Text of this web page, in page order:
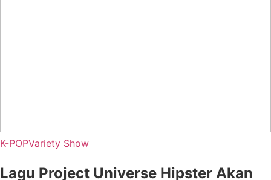
K-POPVariety Show
Lagu Project Universe Hipster Akan